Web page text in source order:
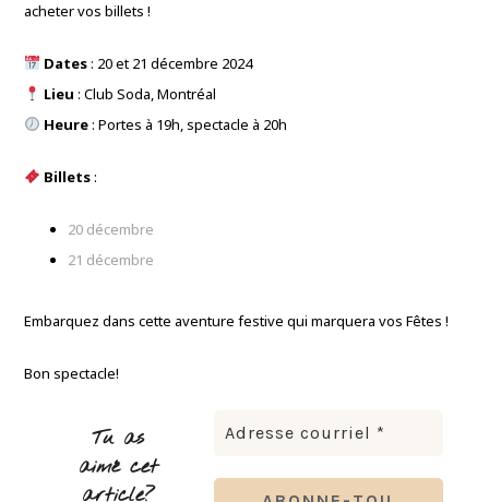
acheter vos billets !
Dates: 20 et 21 décembre 2024
Lieu : Club Soda, Montréal
Heure: Portes à 19h, spectacle à 20h
Billets:
20 décembre
21 décembre
Embarquez dans cette aventure festive qui marquera vos Fêtes !
Bon spectacle!
Tu as
aimé cet
article?